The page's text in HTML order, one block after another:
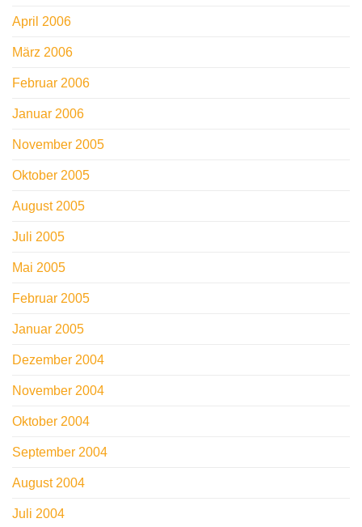
April 2006
März 2006
Februar 2006
Januar 2006
November 2005
Oktober 2005
August 2005
Juli 2005
Mai 2005
Februar 2005
Januar 2005
Dezember 2004
November 2004
Oktober 2004
September 2004
August 2004
Juli 2004